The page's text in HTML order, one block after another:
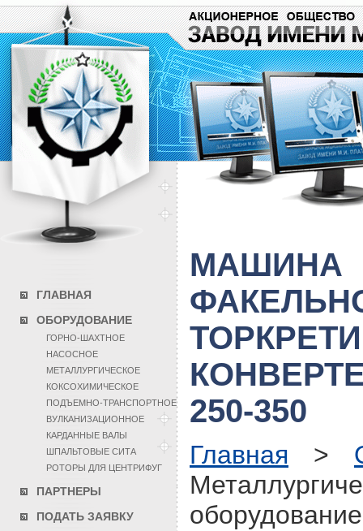
ГЛАВНАЯ
ОБОРУДОВАНИЕ
ГОРНО-ШАХТНОЕ
НАСОСНОЕ
МЕТАЛЛУРГИЧЕСКОЕ
КОКСОХИМИЧЕСКОЕ
ПОДЪЕМНО-ТРАНСПОРТНОЕ
ВУЛКАНИЗАЦИОННОЕ
КАРДАННЫЕ ВАЛЫ
ШПАЛЬТОВЫЕ СИТА
РОТОРЫ ДЛЯ ЦЕНТРИФУГ
ПАРТНЕРЫ
ПОДАТЬ ЗАЯВКУ
МАШИНА
250-350
Главная >
оборудование